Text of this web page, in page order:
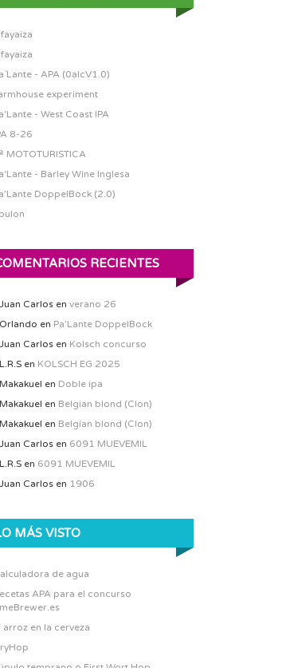
- APA (0alcV1.0)
experiment
- West Coast IPA
8-26
MOTOTURISTICA
- Barley Wine Inglesa
DoppelBock (2.0)
RECIENTES
Juan Carlos en verano 26
Orlando en Pa’Lante DoppelBock
Juan Carlos en Kolsch concurso
L.R.S en KOLSCH EG 2025
Makakuel en Doble ipa
Makakuel en Belgian blond (Clon)
Makakuel en Belgian blond (Clon)
Juan Carlos en 6091 MUEVEMIL
L.R.S en 6091 MUEVEMIL
Juan Carlos en 1906
MÁS VISTO
de agua
APA para el concurso
arroz en la cerveza